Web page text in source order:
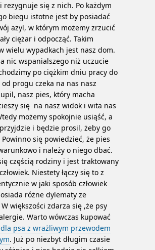
rezygnuje się z nich. Po każdym
biegu istotne jest by posiadać
azyl, w którym możemy zrzucić
ciężar i odpocząć. Takim
wielu wypadkach jest nasz dom.
nic wspanialszego niż uczucie
po ciężkim dniu pracy do
progu czeka na nas nasz
nasz pies, który macha
się na nasz widok i wita nas
możemy spokojnie usiąść, a
i będzie prosil, żeby go
Powinno się powiedzieć, że pies
i należy o niego dbać.
częścią rodziny i jest traktowany
Niestety łączy się to z
w jaki sposób człowiek
różne dylematy ze
większości zdarza się ,że psy
Warto wówczas kupować
psa z wrażliwym przewodem
. Już po niezbyt długim czasie